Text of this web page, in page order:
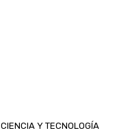
CIENCIA Y TECNOLOGÍA